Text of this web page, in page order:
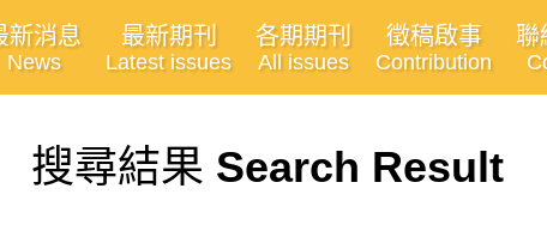
新消息
News
最新期刊
Latest issues
各期期刊
All issues
徵稿啟事
Contribution
聯
搜尋結果 Search Result